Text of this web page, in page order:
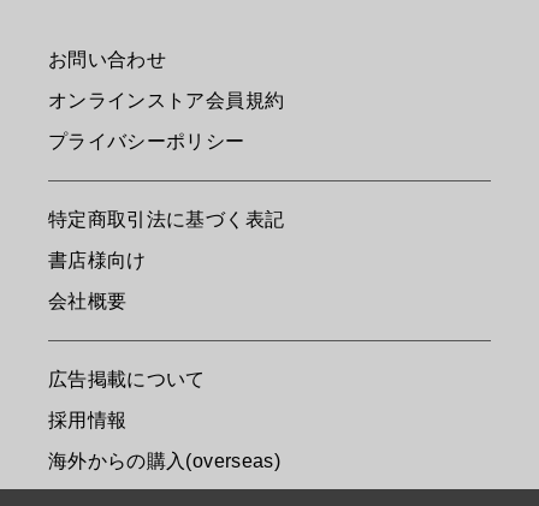
お問い合わせ
オンラインストア会員規約
プライバシーポリシー
特定商取引法に基づく表記
書店様向け
会社概要
広告掲載について
採用情報
海外からの購入(overseas)